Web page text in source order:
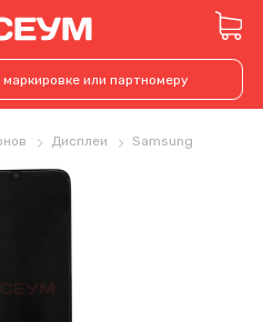
Дисплеи Samsung